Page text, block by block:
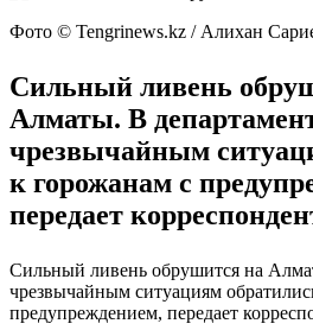
Фото ©️ Tengrinews.kz / Алихан
Сильный ливень
Алматы. В
чрезвычайным
к горожанам с
передает
Сильный ливень обрушится на
чрезвычайным ситуациям
предупреждением, передает